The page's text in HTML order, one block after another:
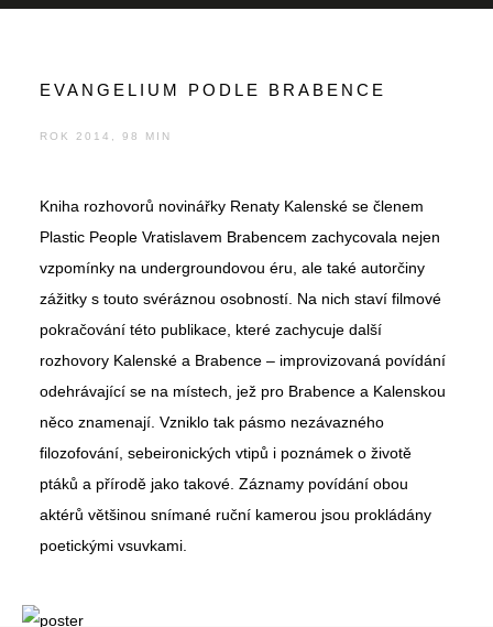
EVANGELIUM PODLE BRABENCE
ROK 2014, 98 MIN
Kniha rozhovorů novinářky Renaty Kalenské se členem
Plastic People Vratislavem Brabencem zachycovala nejen
vzpomínky na undergroundovou éru, ale také autorčiny
zážitky s touto svéráznou osobností. Na nich staví filmové
pokračování této publikace, které zachycuje další
rozhovory Kalenské a Brabence – improvizovaná povídání
odehrávající se na místech, jež pro Brabence a Kalenskou
něco znamenají. Vzniklo tak pásmo nezávazného
filozofování, sebeironických vtipů i poznámek o životě
ptáků a přírodě jako takové. Záznamy povídání obou
aktérů většinou snímané ruční kamerou jsou prokládány
poetickými vsuvkami.